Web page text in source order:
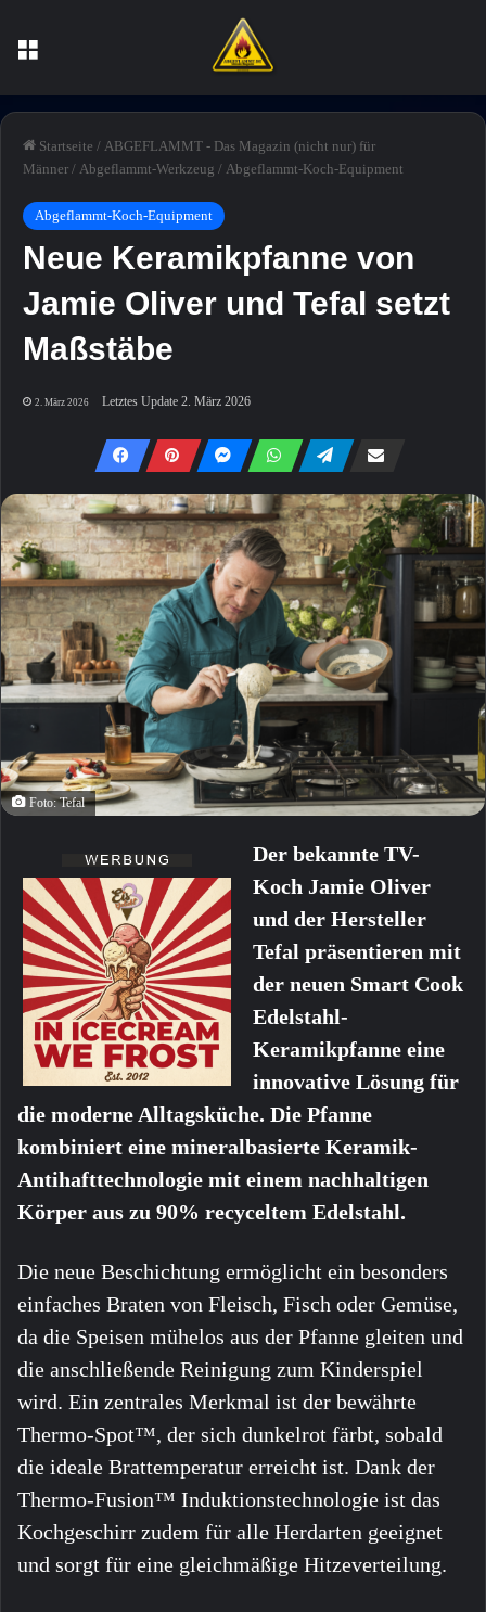
Startseite / ABGEFLAMMT - Das Magazin (nicht nur) für
Männer / Abgeflammt-Werkzeug / Abgeflammt-Koch-Equipment
Abgeflammt-Koch-Equipment
Neue Keramikpfanne von
Jamie Oliver und Tefal setzt
Maßstäbe
2. März 2026 Letztes Update 2. März 2026
Foto: Tefal
Der bekannte TV-
Koch Jamie Oliver
und der Hersteller
Tefal präsentieren mit
der neuen Smart Cook
Edelstahl-
Keramikpfanne eine
innovative Lösung für
die moderne Alltagsküche. Die Pfanne
kombiniert eine mineralbasierte Keramik-
Antihafttechnologie mit einem nachhaltigen
Körper aus zu 90% recyceltem Edelstahl.
Die neue Beschichtung ermöglicht ein besonders
einfaches Braten von Fleisch, Fisch oder Gemüse,
da die Speisen mühelos aus der Pfanne gleiten und
die anschließende Reinigung zum Kinderspiel
wird. Ein zentrales Merkmal ist der bewährte
Thermo-Spot™, der sich dunkelrot färbt, sobald
die ideale Brattemperatur erreicht ist. Dank der
Thermo-Fusion™ Induktionstechnologie ist das
Kochgeschirr zudem für alle Herdarten geeignet
und sorgt für eine gleichmäßige Hitzeverteilung.